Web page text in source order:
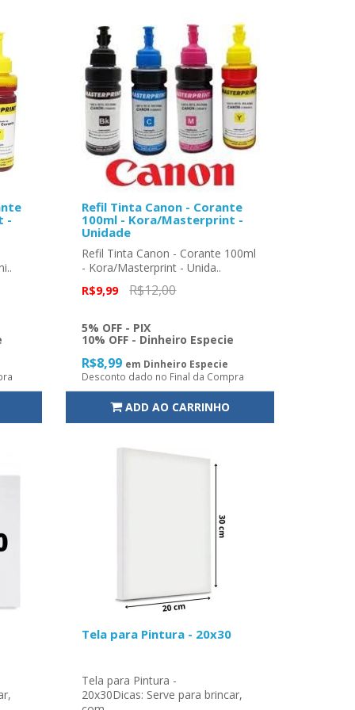
-
Refil Tinta Canon - Corante
100ml - Kora/Masterprint -
Unidade
Refil Tinta Canon - Corante 100ml
- Kora/Masterprint - Unida..
R$9,99
R$12,00
5% OFF - PIX
10% OFF - Dinheiro Especie
R$8,99 em Dinheiro Especie
Desconto dado no Final da Compra
ADD AO CARRINHO
Tela para Pintura - 20x30
Tela para Pintura -
20x30Dicas: Serve para brincar,